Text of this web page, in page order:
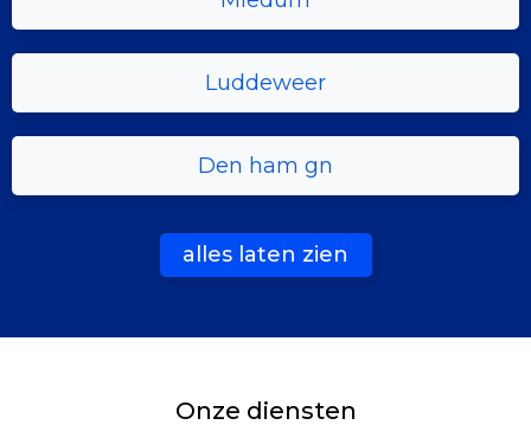
Luddeweer
Den ham gn
alles laten zien
Onze diensten